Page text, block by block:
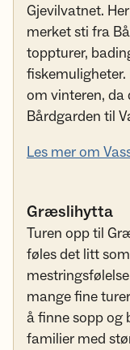
Gjevilvatnet.
merket sti fra
toppturer,
om vinteren, da
Bårdgarden til
Les mer om
Græslihytta
Turen opp til
føles det litt
mange fine
å finne sopp
familier med